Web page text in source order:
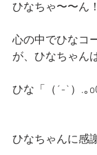
ひなちゃ〜〜ん
心の中でひなコ
が、ひなちゃん
ひな「（´-`）.｡
ひなちゃんに感